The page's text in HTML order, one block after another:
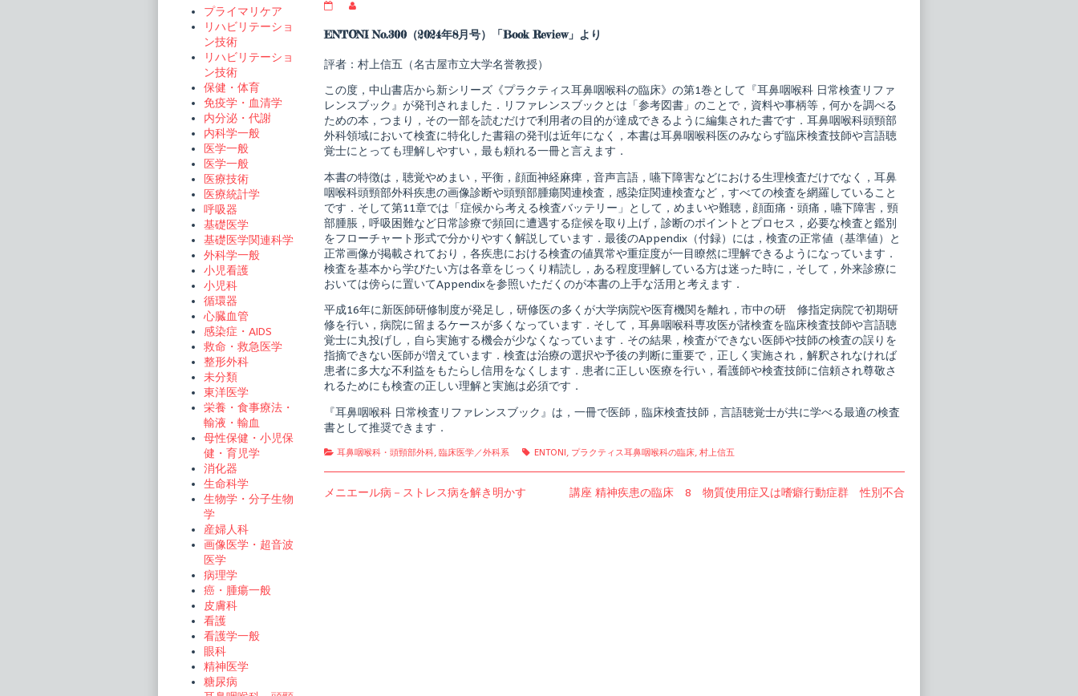
ク
テ
ス
鼻
咽
科
の
臨
1
耳
鼻
咽
喉
科
日
常
検
査
フ
ァ
レ
ン
ス
ブ
ッ
ク
on
posts
by
author
ラ
ク
テ
ィ
ス
鼻
咽
喉
科
床
1
耳
鼻
喉
科
日
常
検
査
リ
フ
レ
ン
ブ
ク,
ENTONI No.300（2024年8月号）「Book Review」より
評者：村上信五（名古屋市立大学名誉教授）
この度，中山書店から新シリーズ《プラクティス耳鼻咽喉科の臨床》の第1巻として『耳鼻咽喉科 日常検査リファ
レンスブック』が発刊されました．リファレンスブックとは「参考図書」のことで，資料や事柄等，何かを調べる
ための本，つまり，その一部を読むだけで利用者の目的が達成できるように編集された書です．耳鼻咽喉科頭頸部
外科領域において検査に特化した書籍の発刊は近年になく，本書は耳鼻咽喉科医のみならず臨床検査技師や言語聴
覚士にとっても理解しやすい，最も頼れる一冊と言えます．
本書の特徴は，聴覚やめまい，平衡，顔面神経麻痺，音声言語，嚥下障害などにおける生理検査だけでなく，耳鼻
咽喉科頭頸部外科疾患の画像診断や頭頸部腫瘍関連検査，感染症関連検査など，すべての検査を網羅していること
です．そして第11章では「症候から考える検査バッテリー」として，めまいや難聴，顔面痛・頭痛，嚥下障害，頸
部腫脹，呼吸困難など日常診療で頻回に遭遇する症候を取り上げ，診断のポイントとプロセス，必要な検査と鑑別
をフローチャート形式で分かりやすく解説しています．最後のAppendix（付録）には，検査の正常値（基準値）と
正常画像が掲載されており，各疾患における検査の値異常や重症度が一目瞭然に理解できるようになっています．
検査を基本から学びたい方は各章をじっくり精読し，ある程度理解している方は迷った時に，そして，外来診療に
おいては傍らに置いてAppendixを参照いただくのが本書の上手な活用と考えます．
平成16年に新医師研修制度が発足し，研修医の多くが大学病院や医育機関を離れ，市中の研 修指定病院で初期研
修を行い，病院に留まるケースが多くなっています．そして，耳鼻咽喉科専攻医が諸検査を臨床検査技師や言語聴
覚士に丸投げし，自ら実施する機会が少なくなっています．その結果，検査ができない医師や技師の検査の誤りを
指摘できない医師が増えています．検査は治療の選択や予後の判断に重要で，正しく実施され，解釈されなければ
患者に多大な不利益をもたらし信用をなくします．患者に正しい医療を行い，看護師や検査技師に信頼され尊敬さ
れるためにも検査の正しい理解と実施は必須です．
『耳鼻咽喉科 日常検査リファレンスブック』は，一冊で医師，臨床検査技師，言語聴覚士が共に学べる最適の検査
書として推奨できます．
Categories
耳鼻咽喉科・頭頸部外科 ,臨床医学／外科系 Tags
ENTONI プラクティス耳鼻咽喉科の臨床 ,村上信五
投
Previous
メニエール病－ストレス病を解き明かす
Next
講座 精神疾患の臨床 8 物質使用症又は嗜癖行動症群 性別不合
プライマリケア
リハビリテーショ
ン技術
リハビリテーショ
ン技術
保健・体育
免疫学・血清学
内分泌・代謝
内科学一般
医学一般
医学一般
医療技術
医療統計学
呼吸器
基礎医学
基礎医学関連科学
外科学一般
小児看護
小児科
循環器
心臓血管
感染症・AIDS
救命・救急医学
整形外科
未分類
東洋医学
栄養・食事療法・
輸液・輸血
母性保健・小児保
健・育児学
消化器
生命科学
生物学・分子生物
学
産婦人科
画像医学・超音波
医学
病理学
癌・腫瘍一般
皮膚科
看護
看護学一般
眼科
精神医学
糖尿病